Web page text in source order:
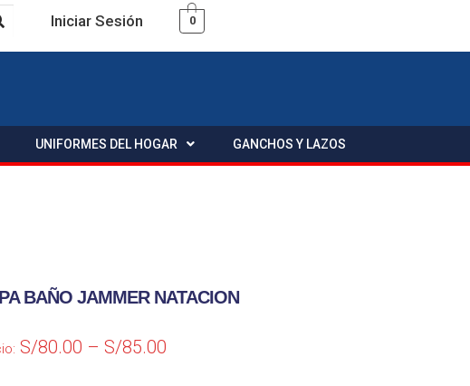
Iniciar Sesión 0
UNIFORMES DEL HOGAR GANCHOS Y LAZOS
BAÑO JAMMER NATACION
S/80.00 – S/85.00